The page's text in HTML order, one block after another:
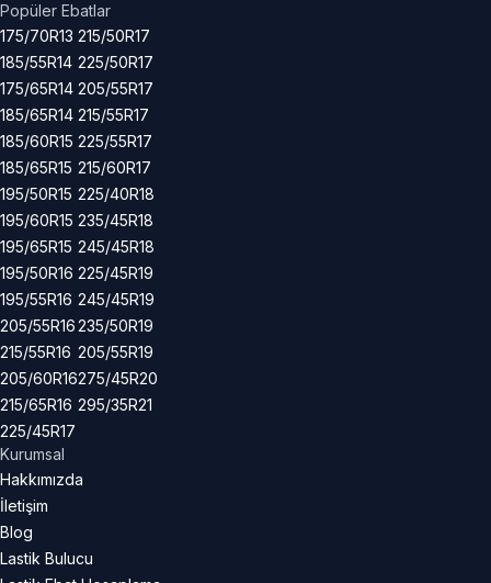
Popüler Ebatlar
175/70R13
185/55R14
175/65R14
185/65R14
185/60R15
185/65R15
195/50R15
195/60R15
195/65R15
195/50R16
195/55R16
205/55R16
215/55R16
205/60R16
215/65R16
225/45R17
215/50R17
225/50R17
205/55R17
215/55R17
225/55R17
215/60R17
225/40R18
235/45R18
245/45R18
225/45R19
245/45R19
235/50R19
205/55R19
275/45R20
295/35R21
Kurumsal
Hakkımızda
İletişim
Blog
Lastik Bulucu